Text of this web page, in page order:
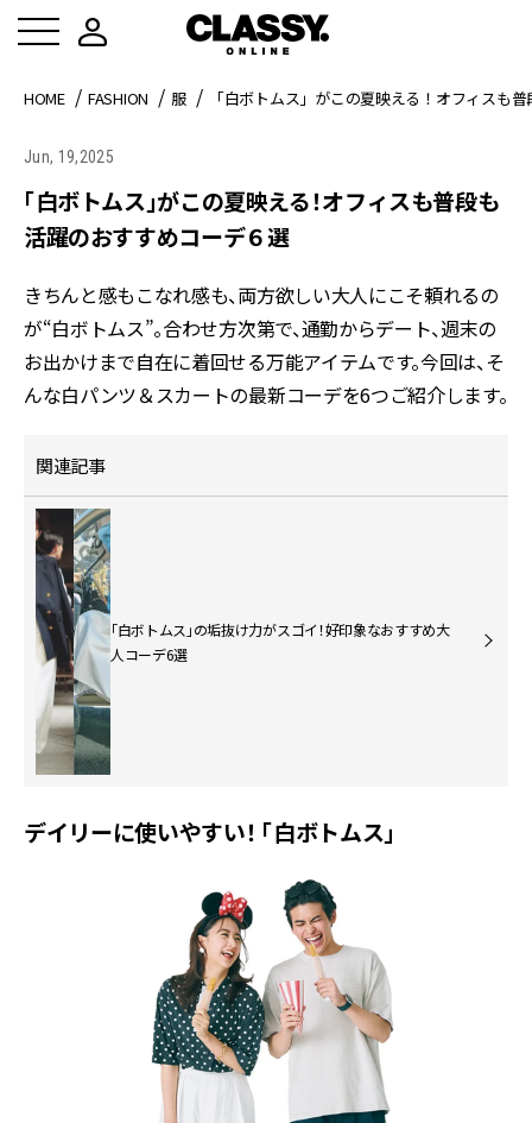
HOME FASHION 服 「白ボトムス」がこの夏映える！オフィスも
Jun, 19,2025
「白ボトムス」がこの夏映える！オフィスも普段も
活躍のおすすめコーデ６選
きちんと感もこなれ感も、両方欲しい大人にこそ頼れるの
が“白ボトムス”。合わせ方次第で、通勤からデート、週末の
お出かけまで自在に着回せる万能アイテムです。今回は、そ
んな白パンツ＆スカートの最新コーデを6つご紹介します。
関連記事
「白ボトムス」の垢抜け力がスゴイ！好印象なおすすめ大
人コーデ6選
デイリーに使いやすい！ 「白ボトムス」